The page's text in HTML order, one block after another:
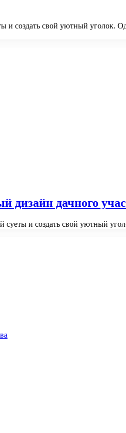
и создать свой уютный уголок.
дачного
суеты и создать свой уютный